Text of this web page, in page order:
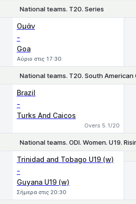
National teams. T20. Series
Ομάν
-
Goa
Αύριο στις 17:30
National teams. T20. South American
Brazil
-
Turks And Caicos
Overs 5.1/20
National teams. ODI. Women. U19.
Trinidad and Tobago U19 (w)
-
Guyana U19 (w)
Σήμερα στις 20:30